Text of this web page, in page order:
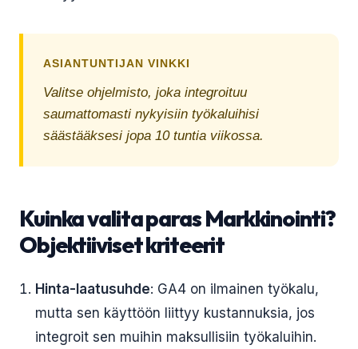
ASIANTUNTIJAN VINKKI
Valitse ohjelmisto, joka integroituu
saumattomasti nykyisiin työkaluihisi
säästääksesi jopa 10 tuntia viikossa.
Kuinka valita paras Markkinointi?
Objektiiviset kriteerit
Hinta-laatusuhde: GA4 on ilmainen työkalu,
mutta sen käyttöön liittyy kustannuksia, jos
integroit sen muihin maksullisiin työkaluihin.